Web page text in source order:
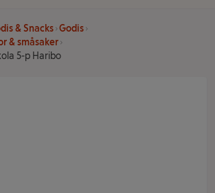
& Snacks Godis
& småsaker
5-p Haribo